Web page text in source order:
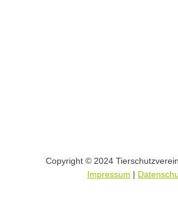
Copyright © 2024
Impressum